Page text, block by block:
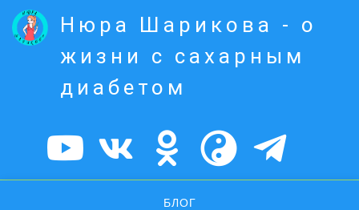
Нюра Шарикова - о
жизни с сахарным
диабетом
БЛОГ